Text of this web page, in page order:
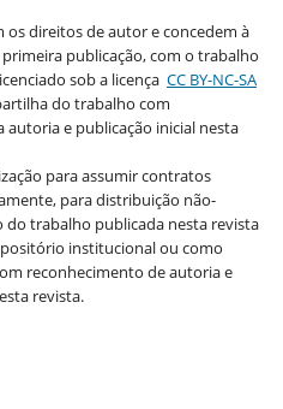
os direitos de autor e concedem à
publicação, com o trabalho
sob a licença CC BY-NC-SA
do trabalho com
autoria e publicação inicial nesta
para assumir contratos
para distribuição não-
do trabalho publicada nesta revista
institucional ou como
reconhecimento de autoria e
revista.